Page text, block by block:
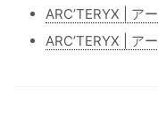
ARC’TERYX | ア
ARC’TERYX | ア